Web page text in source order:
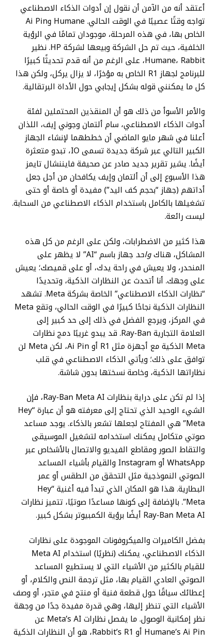
أعتقد أنه من الآمن أن نقول إن أدوات الذكاء الاصطناعي
تواجه وقتًا عصيبًا في الوقت الحالي. Humane وAi Pin
الخاص بها، في هذه المرحلة، موجودان تمامًا في الرؤية
الخلفية، حيث تم حل الشركة وبيعها لشركة HP. نظير
Humane، Rabbit، على الرغم من أنه قدم تحديثًا كبيرًا
للبرنامج لجهاز R1 الخاص به مؤخرًا، لا يزال يركل، ولكن هذا
كل ما يمكنني قوله بشكل إيجابي حول الأداة البرتقالية.
والأمر الأسوأ من ذلك هو أن المنقذين المحتملين لفئة
أدوات الذكاء الاصطناعي، سام ألتمان وجوني إيف، اللذان
أعلنا في شهر مايو الماضي أن خططهما لإنشاء الجهاز
الكبير التالي عبر شركة جديدة تسمى IO، تبدو متعثرة
أيضًا. يشير تقرير جديد صادر عن صحيفة فايننشال تايمز
هذا الأسبوع إلى أن ألتمان وإيف يكافحان من أجل جعل
أداتهم (جهاز “بحجم كف اليد”) مفيدة أو خاصة أو حتى
تشغيلها بالكامل باستخدام الذكاء الاصطناعي من السحابة.
ليست رائعة.
هذا كثير من الاضطرابات، ولكن على الرغم من كل هذه
المشاكل، هناكواحد
جهاز باسم “AI” لا يظهر على
المنحدر، ولا يعيش في راحة يدك، أو على قميصك؛ يعيش
على وجهك. أنا أتحدث عن النظارات الذكية، وتحديدًا
“نظارات الذكاء الاصطناعي” الخاصة بشركة Meta. تشهد
النظارات الذكية نجاحًا كبيرًا في الوقت الحالي، وتقع Meta
في المركز، ويرجع الفضل في ذلك إلى حد كبير إلى
العلامة التجارية Ray-Ban. قد يبدو غريبًا دمج نظارات
Meta الذكية مع أجهزة مثل R1 أو Ai Pin، لكن Meta لن
توافق على ذلك؛ ويأتي الذكاء الاصطناعي في قلب
نظاراتها الذكية، وخاصة نسختها بدون شاشة.
إذا لم تكن على دراية بنظارات Ray-Ban Meta AI، فإن
الشيء الوحيد الذي تحتاج إلى معرفته هو أن عبارة “Hey
Meta” هي المفتاح لجعلها تشعر بالذكاء. يوجد مساعد
صوتي متكامل يمكنك استخدامه لتشغيل الموسيقى
والتقاط الصور ومقاطع الفيديو والاتصال بالأشخاص عبر
WhatsApp أو Instagram والقيام بأشياء المساعد
الصوتي النموذجية مثل التحقق من الطقس أو عمر
البطارية. هذا هو المكان الذي تبدأ فيه أغنية “Hey
Meta”. بالإضافة إلى كونها مساعدًا صوتيًا، تتميز نظارات
Ray-Ban Meta AI أيضًا برؤية الكمبيوتر بشكل كبير.
بفضل الكاميرات والميكروفونات الموجودة على نظارات
الذكاء الاصطناعي، يمكنك (نظريًا) استخدام Meta AI
للقيام بالكثير من الأشياء التي لا يستطيع المساعد
الصوتي العادي القيام بها، مثل ترجمة النص والكلام، أو
إعطائك سياقًا حول قطعة فنية أو منتج في متجر، أو وصف
الأشياء التي تنظر إليها، وهي قدرة مفيدة جدًا من وجهة
نظر إمكانية الوصول. ما يفصل نظارات Meta’s AI عن
Humane’s Ai Pin أو Rabbit’s R1، هو أن النظارات الذكية